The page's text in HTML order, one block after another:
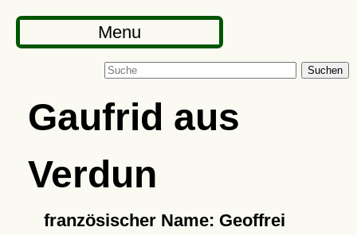
Menu
Suchen
Gaufrid aus
Verdun
französischer Name: Geoffrei